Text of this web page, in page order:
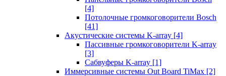
[4]
Потолочные громкоговорители Bosch
[41]
Акустические системы K-array [4]
Пассивные громкоговорители K-array
[3]
Сабвуферы K-array [1]
Иммерсивные системы Out Board TiMax [2]